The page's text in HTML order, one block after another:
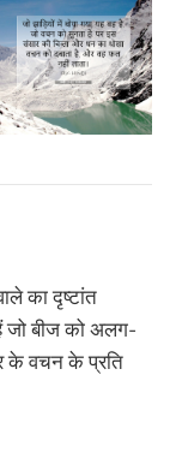
का दृष्टांत
जो बीज को अलग-
के वचन के प्रति